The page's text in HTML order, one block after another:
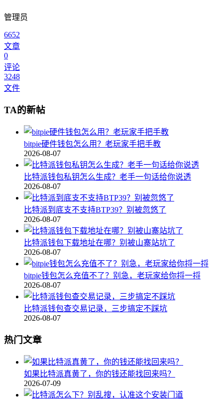
管理员
6652
文章
0
评论
3248
文件
TA的新帖
bitpie硬件钱包怎么用？老玩家手把手教
2026-08-07
比特派钱包私钥怎么生成？老手一句话给你说透
2026-08-07
比特派到底支不支持BTP39？别被忽悠了
2026-08-07
比特派钱包下载地址在哪？别被山寨站坑了
2026-08-07
bitpie钱包怎么充值不了？别急，老玩家给你捋一捋
2026-08-07
比特派钱包查交易记录，三步搞定不踩坑
2026-08-07
热门文章
如果比特派真黄了，你的钱还能找回来吗？
2026-07-09